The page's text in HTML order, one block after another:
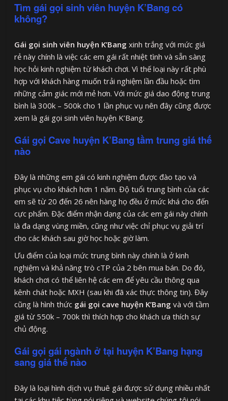
Tìm gái gọi sinh viên huyện K’Bang có
không?
Gái gọi sinh viên huyện K’Bang xinh trắng với mức giá
rẻ này chính là việc các em gái rất nhiệt tình và sẵn sàng
học hỏi kinh nghiệm từ khách chơi. Vì thế loại này rất phù
hợp với khách hàng muốn trải nghiệm lần đầu hoặc tìm
những cảm giác mới mẻ hơn. Với mức giá dao động trung
bình là 300k – 500k cho 1 lần phục vụ nên đây cũng được
xem là gái gọi sinh viên huyện K’Bang.
Gái gọi Cave huyện K’Bang tầm trung giá thế
nào
Đây là những em gái có kinh nghiệm được đào tạo và
phục vụ cho khách hơn 1 năm. Độ tuổi trung bình của các
em sẽ từ 20 đến 26 nên hàng họ đều ở mức khá cho đến
cực phẩm. Đặc điểm nhận dạng của các em gái này chính
là đa dạng vùng miền, cũng như việc chỉ phục vụ giải trí
cho các khách sau giờ học hoặc giờ làm.
Ưu điểm của loại mức trung bình này chính là ở kinh
nghiệm và khả năng trò cTP của 2 bên mua bán. Do đó,
khách chơi có thể liên hệ các em để yêu cầu thông qua
kênh chát hoặc MXH (sau khi đã xác thực thông tin). Đây
cũng là hình thức gái gọi cave huyện K’Bang và với tầm
giá từ 550k – 700k thì thích hợp cho khách ưa thích sự
chủ động.
Gái gọi gái ngành ở tại huyện K’Bang hạng
sang giá thế nào
Đây là loại hình dịch vụ thuê gái được sử dụng nhiều nhất